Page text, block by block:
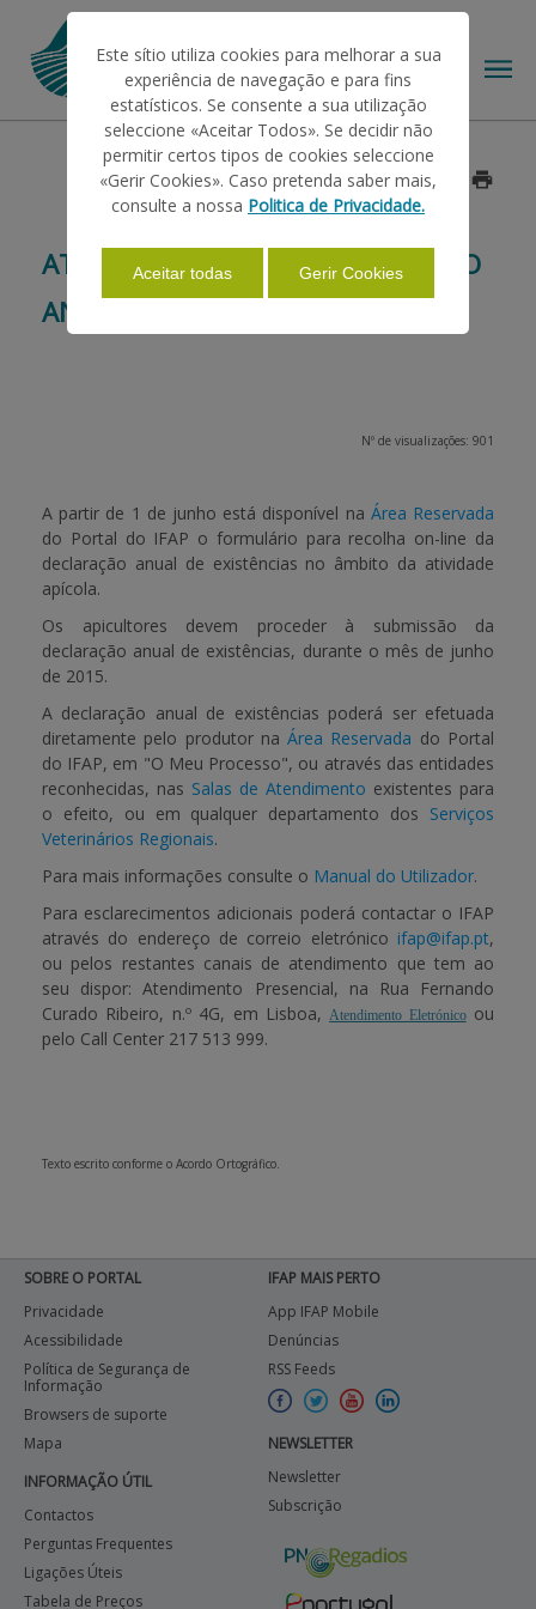
AJUDAS/APOIOS
INFORMAÇÕES
PAGAMENTOS
APOIO AO BENEFICIÁRIO
Entrar / Registar
ATIVIDADE APÍCOLA - DECLARAÇÃO
ANUAL DE EXISTÊNCIAS
Data: 2015/05/29
Nº de visualizações: 901
A partir de 1 de junho está disponível na Área Reservada
do Portal do IFAP o formulário para recolha on-line da
declaração anual de existências no âmbito da atividade
apícola.
Os apicultores devem proceder à submissão da
declaração anual de existências, durante o mês de junho
de 2015.
A declaração anual de existências poderá ser efetuada
diretamente pelo produtor naÁrea Reservada do Portal
do IFAP, em "O Meu Processo", ou através das entidades
reconhecidas, nas Salas de Atendimento existentes para
o efeito, ou em qualquer departamento dos Serviços
Veterinários Regionais.
Para mais informações consulte o Manual do Utilizador.
Para esclarecimentos adicionais poderá contactar o IFAP
através do endereço de correio eletrónico ifap@ifap.pt,
ou pelos restantes canais de atendimento que tem ao
seu dispor: Atendimento Presencial, na Rua Fernando
Curado Ribeiro, n.º 4G, em Lisboa,Atendimento Eletrónicoou
pelo Call Center 217 513 999.
Texto escrito conforme o Acordo Ortográfico.
SOBRE O PORTAL
Privacidade
Acessibilidade
Política de Segurança de
Informação
Browsers de suporte
Mapa
INFORMAÇÃO ÚTIL
Contactos
Perguntas Frequentes
Ligações Úteis
Tabela de Preços
IFAP MAIS PERTO
App IFAP Mobile
Denúncias
RSS Feeds
NEWSLETTER
Newsletter
Subscrição
Este sítio utiliza cookies para melhorar a sua
experiência de navegação e para fins
estatísticos. Se consente a sua utilização
seleccione «Aceitar Todos». Se decidir não
permitir certos tipos de cookies seleccione
«Gerir Cookies». Caso pretenda saber mais,
consulte a nossa Politica de Privacidade.
Aceitar todas Gerir Cookies